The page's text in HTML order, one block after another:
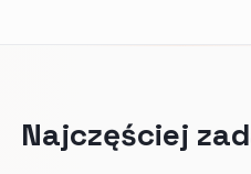
Najczęściej